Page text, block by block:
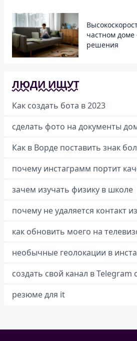
частном доме
решения
ЛЮДИ ИЩУТ
Как создать бота в 2023
сделать фото на документы
Как в Ворде поставить знак
почему инстаграмм портит
зачем изучать физику в школе
почему не удаляется контакт
как обновить моего на
необычные геолокации в
создать свой канал в
резюме для it